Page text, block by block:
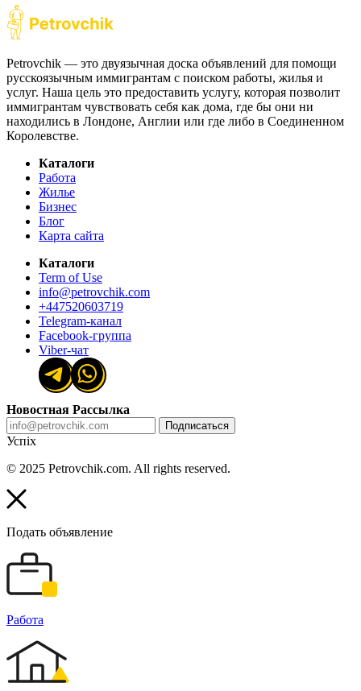
Petrovchik — это двуязычная доска объявлений для помощи
русскоязычным иммигрантам с поиском работы, жилья и
услуг. Наша цель это предоставить услугу, которая позволит
иммигрантам чувствовать себя как дома, где бы они ни
находились в Лондоне, Англии или где либо в Соединенном
Королевстве.
Каталоги
Работа
Жилье
Бизнес
Блог
Карта сайта
Каталоги
Term of Use
info@petrovchik.com
+447520603719
Telegram-канал
Facebook-группа
Viber-чат
Новостная Рассылка
Подписаться
Успіх
© 2025 Petrovchik.com. All rights reserved.
Подать объявление
Работа